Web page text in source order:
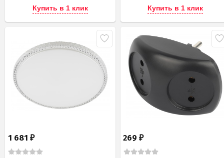
Купить в 1 клик Купить в 1 клик
1 681 ₽ 269₽